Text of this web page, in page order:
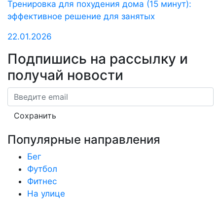
Тренировка для похудения дома (15 минут):
эффективное решение для занятых
22.01.2026
Подпишись на рассылку и
получай новости
Email
Сохранить
Популярные направления
Бег
Футбол
Фитнес
На улице